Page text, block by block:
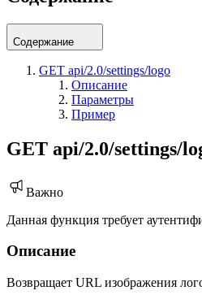
Содержание
GET api/2.0/settings/logo
Описание
Параметры
Пример
GET api/2.0/settings/
Важно
Данная функция требует
Описание
Возвращает URL изображения